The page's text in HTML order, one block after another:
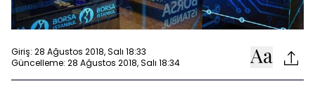
Giriş: 28 Ağustos 2018, Salı 18:33
Güncelleme: 28 Ağustos 2018, Salı 18:34